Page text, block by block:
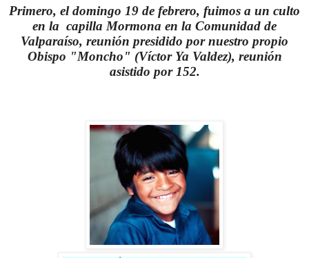
Primero, el domingo 19 de febrero, fuimos a un culto
en la capilla Mormona en la Comunidad de
Valparaíso, reunión presidido por nuestro propio
Obispo "Moncho" (Víctor Ya Valdez), reunión
asistido por 152.